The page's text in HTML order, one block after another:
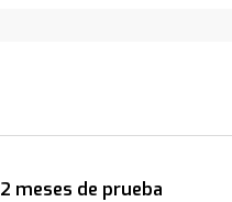
2 meses de prueba